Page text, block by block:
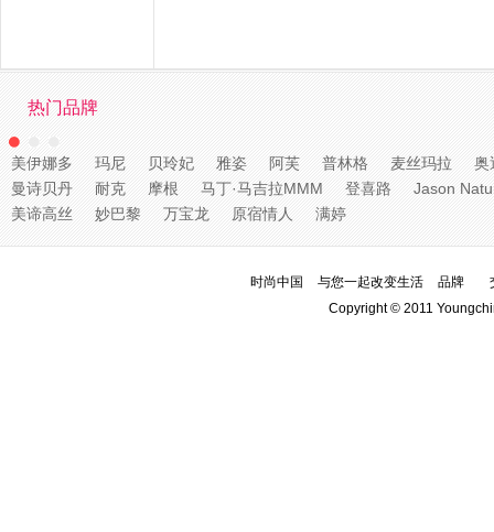
热门品牌
美伊娜多 玛尼 贝玲妃 雅姿 阿芙 普林格 麦丝玛拉
奥
曼诗贝丹
耐克 摩根 马丁·马吉拉MMM 登喜路
Jason
美谛高丝
妙巴黎 万宝龙 原宿情人 满婷
时尚中国 与您一起改变生活 品牌
Copyright © 2011